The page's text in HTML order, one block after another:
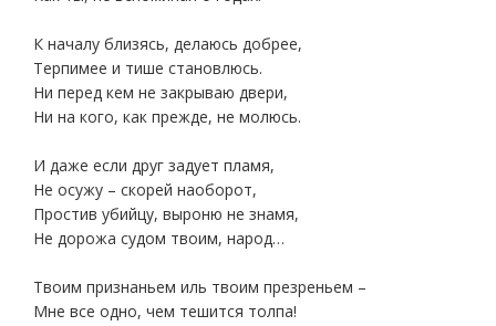
К началу близясь, делаюсь добрее,
Терпимее и тише становлюсь.
Ни перед кем не закрываю двери,
Ни на кого, как прежде, не молюсь.
И даже если друг задует пламя,
Не осужу – скорей наоборот,
Простив убийцу, выроню не знамя,
Не дорожа судом твоим, народ…
Твоим признаньем иль твоим презреньем –
Мне все одно, чем тешится толпа!